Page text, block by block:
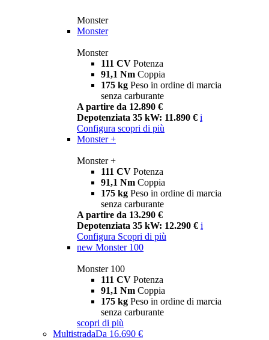
Monster
Monster
Monster
111 CV Potenza
91,1 Nm Coppia
175 kg Peso in ordine di marcia
senza carburante
A partire da 12.890 €
Depotenziata 35 kW: 11.890 € i
Configura scopri di più
Monster +
Monster +
111 CV Potenza
91,1 Nm Coppia
175 kg Peso in ordine di marcia
senza carburante
A partire da 13.290 €
Depotenziata 35 kW: 12.290 € i
Configura Scopri di più
new Monster 100
Monster 100
111 CV Potenza
91,1 Nm Coppia
175 kg Peso in ordine di marcia
senza carburante
scopri di più
MultistradaDa 16.690 €